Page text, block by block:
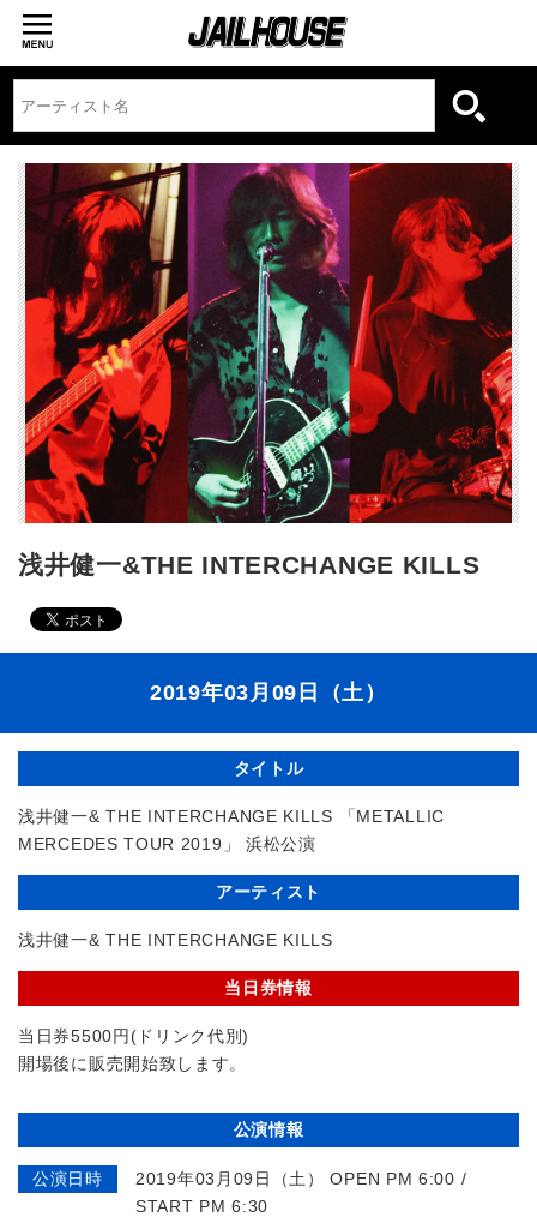
浅井健一&THE INTERCHANGE KILLS
2019年03月09日（土）
タイトル
浅井健一& THE INTERCHANGE KILLS 「METALLIC
MERCEDES TOUR 2019」 浜松公演
アーティスト
浅井健一& THE INTERCHANGE KILLS
当日券情報
当日券5500円(ドリンク代別)
開場後に販売開始致します。
公演情報
公演日時
2019年03月09日（土） OPEN PM 6:00 /
START PM 6:30